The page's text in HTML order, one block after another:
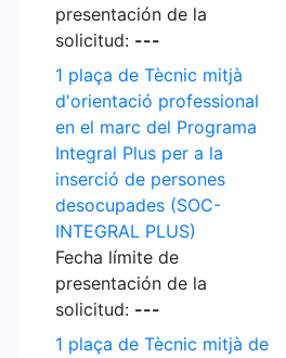
presentación de la
solicitud: ---
1 plaça de Tècnic mitjà
d'orientació professional
en el marc del Programa
Integral Plus per a la
inserció de persones
desocupades (SOC-
INTEGRAL PLUS)
Fecha límite de
presentación de la
solicitud: ---
1 plaça de Tècnic mitjà de